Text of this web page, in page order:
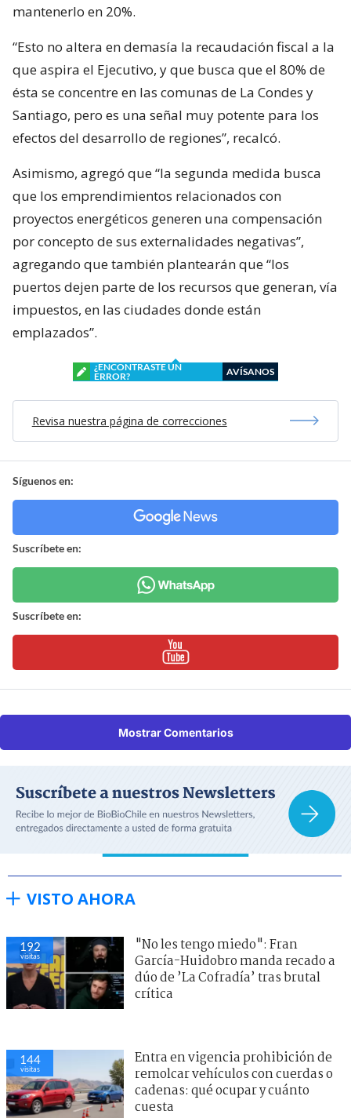
mantenerlo en 20%.
“Esto no altera en demasía la recaudación fiscal a la
que aspira el Ejecutivo, y que busca que el 80% de
ésta se concentre en las comunas de La Condes y
Santiago, pero es una señal muy potente para los
efectos del desarrollo de regiones”, recalcó.
Asimismo, agregó que “la segunda medida busca
que los emprendimientos relacionados con
proyectos energéticos generen una compensación
por concepto de sus externalidades negativas”,
agregando que también plantearán que “los
puertos dejen parte de los recursos que generan, vía
impuestos, en las ciudades donde están
emplazados”.
¿ENCONTRASTE UN
ERROR?
AVÍSANOS
Revisa nuestra página de correcciones
Síguenos en:
Suscríbete en:
Suscríbete en:
Mostrar Comentarios
VISTO AHORA
192
visitas
"No les tengo miedo": Fran
García-Huidobro manda recado a
dúo de ’La Cofradía’ tras brutal
crítica
144
visitas
Entra en vigencia prohibición de
remolcar vehículos con cuerdas o
cadenas: qué ocupar y cuánto
cuesta